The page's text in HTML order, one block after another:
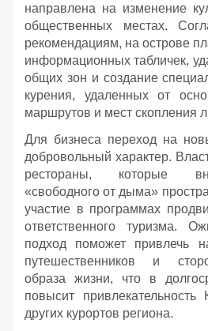
направлена на изменение
общественных местах.
рекомендациям, на острове
информационных табличек,
общих зон и создание
курения, удаленных от
маршрутов и мест скопления
Для бизнеса переход на
добровольный характер.
рестораны, которые
«свободного от дыма»
участие в программах
ответственного туризма.
подход поможет привлечь
путешественников и
образа жизни, что в
повысит
других курортов региона.